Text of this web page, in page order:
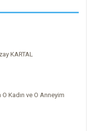
KARTAL
O Kadın ve O Anneyim